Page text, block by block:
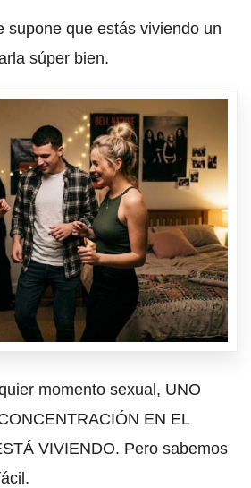
que estás viviendo un
súper bien.
momento sexual, UNO
EN EL
VIVIENDO. Pero sabemos